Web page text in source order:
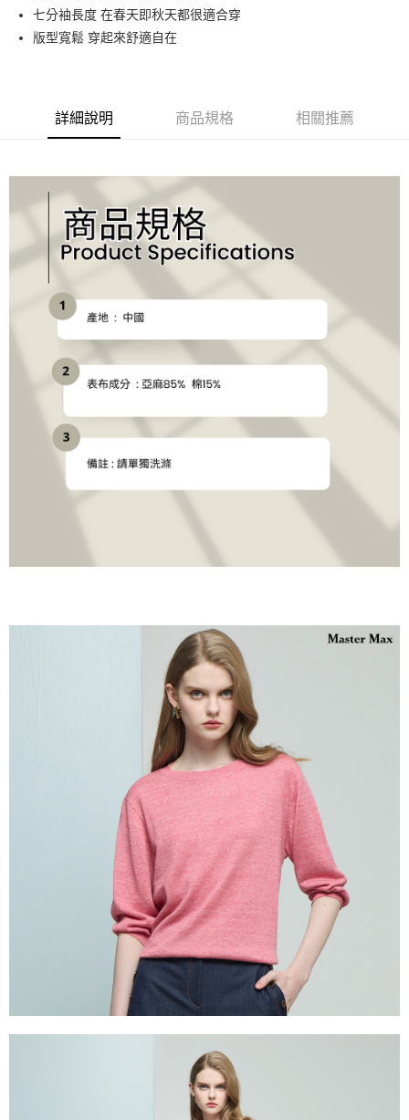
七分袖長度 在春天即秋天都很適合穿
版型寬鬆 穿起來舒適自在
詳細說明 商品規格 相關推薦